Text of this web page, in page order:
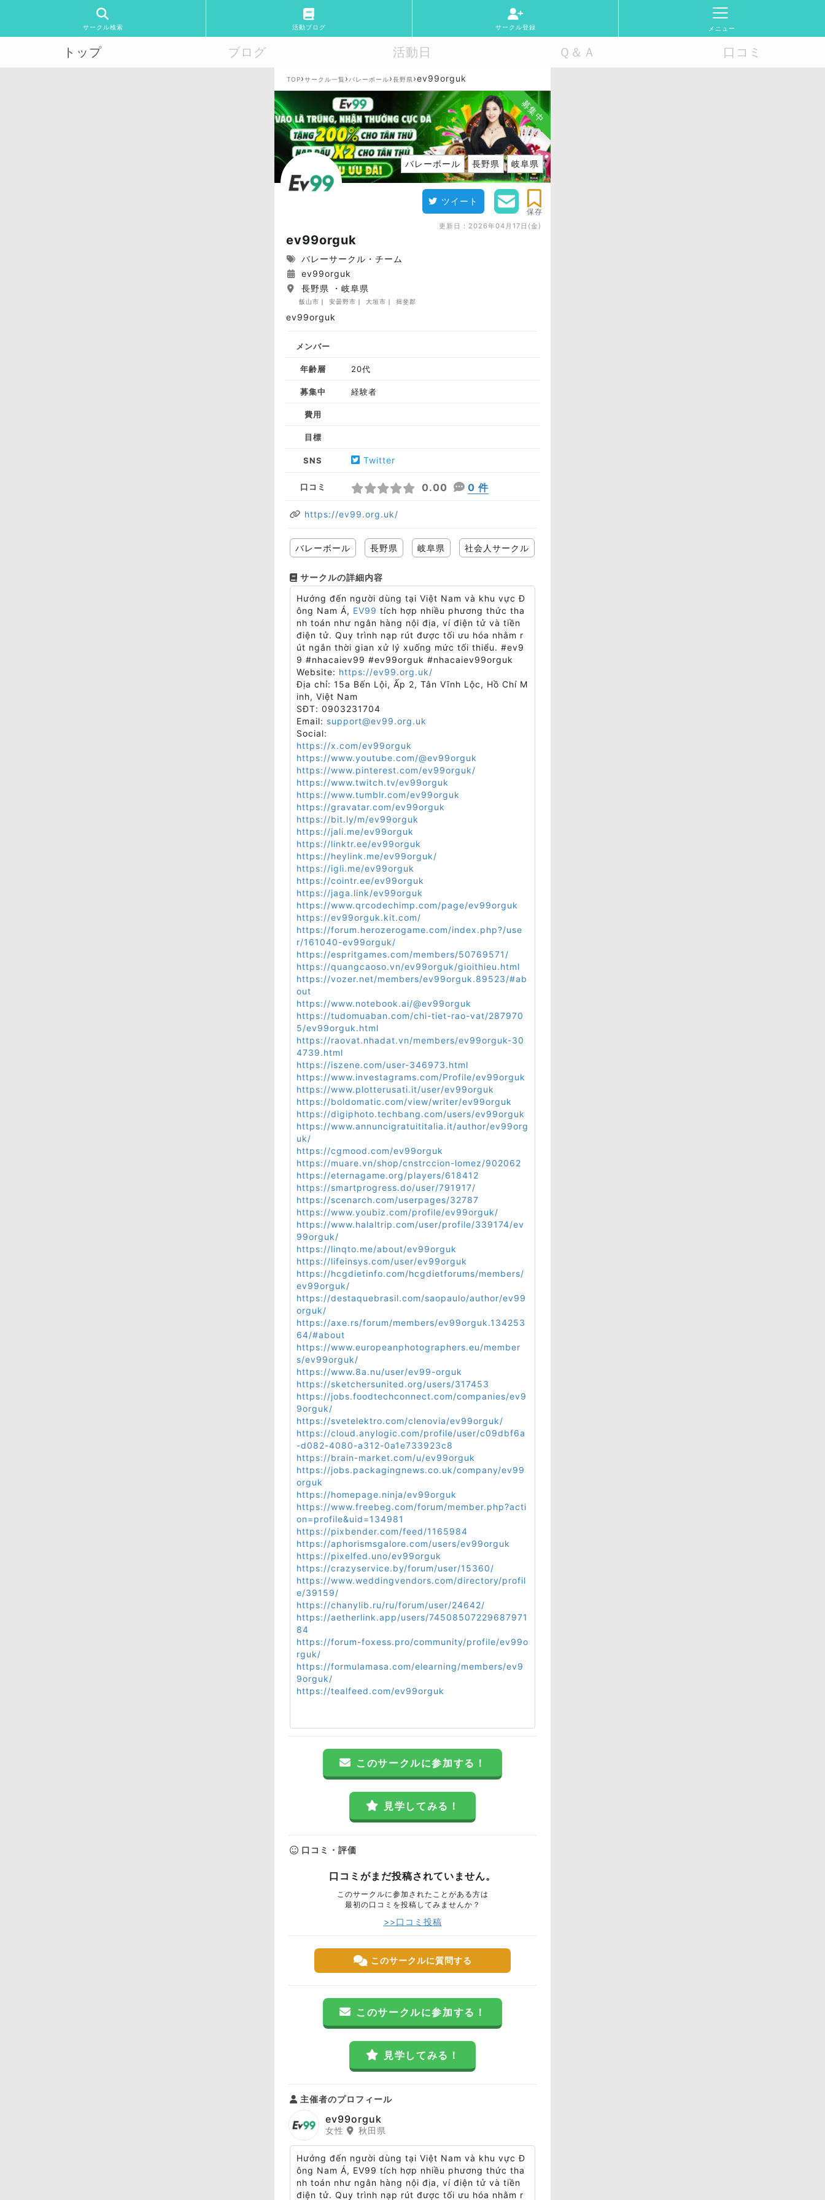
サークル検索 活動ブログ サークル登録 メニュー
トップ ブログ 活動日 Ｑ＆Ａ 口コミ
TOP›サークル一覧 › バレーボール›長野県›ev99orguk
募集中
バレーボール 長野県 岐阜県
ツイート
保存
更新日： 2026年04月17日(金)
ev99orguk
バレーサークル・チーム
ev99orguk
長野県 ・岐阜県
飯山市 安曇野市 大垣市 揖斐郡
ev99orguk
メンバー
年齢層 20代
募集中 経験者
費用
目標
SNS Twitter
口コミ 0.00 0 件
https://ev99.org.uk/
バレーボール 長野県 岐阜県 社会人サークル
サークルの詳細内容
Hướng đến người dùng tại Việt Nam và khu vực Đ
ông Nam Á, EV99 tích hợp nhiều phương thức tha
nh toán như ngân hàng nội địa, ví điện tử và tiền
điện tử. Quy trình nạp rút được tối ưu hóa nhằm r
út ngắn thời gian xử lý xuống mức tối thiểu. #ev9
9 #nhacaiev99 #ev99orguk #nhacaiev99orguk
Website: https://ev99.org.uk/
Địa chỉ: 15a Bến Lội, Ấp 2, Tân Vĩnh Lộc, Hồ Chí M
inh, Việt Nam
SĐT: 0903231704
Email: support@ev99.org.uk
Social:
https://x.com/ev99orguk
https://www.youtube.com/@ev99orguk
https://www.pinterest.com/ev99orguk/
https://www.twitch.tv/ev99orguk
https://www.tumblr.com/ev99orguk
https://gravatar.com/ev99orguk
https://bit.ly/m/ev99orguk
https://jali.me/ev99orguk
https://linktr.ee/ev99orguk
https://heylink.me/ev99orguk/
https://igli.me/ev99orguk
https://cointr.ee/ev99orguk
https://jaga.link/ev99orguk
https://www.qrcodechimp.com/page/ev99orguk
https://ev99orguk.kit.com/
https://forum.herozerogame.com/index.php?/use
r/161040-ev99orguk/
https://espritgames.com/members/50769571/
https://quangcaoso.vn/ev99orguk/gioithieu.html
https://vozer.net/members/ev99orguk.89523/#ab
out
https://www.notebook.ai/@ev99orguk
https://tudomuaban.com/chi-tiet-rao-vat/287970
5/ev99orguk.html
https://raovat.nhadat.vn/members/ev99orguk-30
4739.html
https://iszene.com/user-346973.html
https://www.investagrams.com/Profile/ev99orguk
https://www.plotterusati.it/user/ev99orguk
https://boldomatic.com/view/writer/ev99orguk
https://digiphoto.techbang.com/users/ev99orguk
https://www.annuncigratuititalia.it/author/ev99org
uk/
https://cgmood.com/ev99orguk
https://muare.vn/shop/cnstrccion-lomez/902062
https://eternagame.org/players/618412
https://smartprogress.do/user/791917/
https://scenarch.com/userpages/32787
https://www.youbiz.com/profile/ev99orguk/
https://www.halaltrip.com/user/profile/339174/ev
99orguk/
https://linqto.me/about/ev99orguk
https://lifeinsys.com/user/ev99orguk
https://hcgdietinfo.com/hcgdietforums/members/
ev99orguk/
https://destaquebrasil.com/saopaulo/author/ev99
orguk/
https://axe.rs/forum/members/ev99orguk.134253
64/#about
https://www.europeanphotographers.eu/member
s/ev99orguk/
https://www.8a.nu/user/ev99-orguk
https://sketchersunited.org/users/317453
https://jobs.foodtechconnect.com/companies/ev9
9orguk/
https://svetelektro.com/clenovia/ev99orguk/
https://cloud.anylogic.com/profile/user/c09dbf6a
-d082-4080-a312-0a1e733923c8
https://brain-market.com/u/ev99orguk
https://jobs.packagingnews.co.uk/company/ev99
orguk
https://homepage.ninja/ev99orguk
https://www.freebeg.com/forum/member.php?acti
on=profile&uid=134981
https://pixbender.com/feed/1165984
https://aphorismsgalore.com/users/ev99orguk
https://pixelfed.uno/ev99orguk
https://crazyservice.by/forum/user/15360/
https://www.weddingvendors.com/directory/profil
e/39159/
https://chanylib.ru/ru/forum/user/24642/
https://aetherlink.app/users/74508507229687971
84
https://forum-foxess.pro/community/profile/ev99o
rguk/
https://formulamasa.com/elearning/members/ev9
9orguk/
https://tealfeed.com/ev99orguk
このサークルに参加する！
見学してみる！
口コミ・評価
口コミがまだ投稿されていません。
このサークルに参加されたことがある方は
最初の口コミを投稿してみませんか？
>>口コミ投稿
このサークルに質問する
このサークルに参加する！
見学してみる！
主催者のプロフィール
ev99orguk
女性 秋田県
Hướng đến người dùng tại Việt Nam và khu vực Đ
ông Nam Á, EV99 tích hợp nhiều phương thức tha
nh toán như ngân hàng nội địa, ví điện tử và tiền
điện tử. Quy trình nạp rút được tối ưu hóa nhằm r